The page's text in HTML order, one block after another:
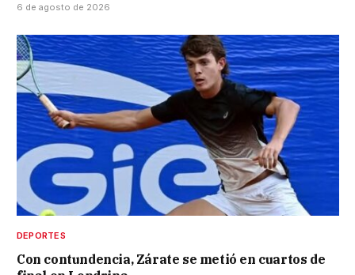
6 de agosto de 2026
DEPORTES
Con contundencia, Zárate se metió en cuartos de